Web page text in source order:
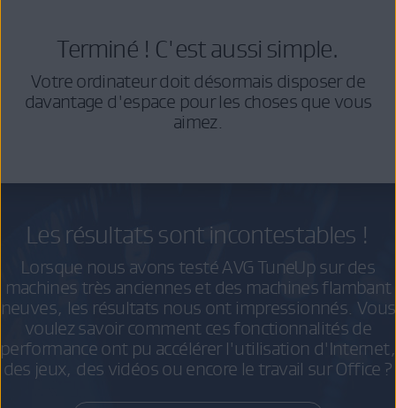
Terminé ! C'est aussi simple.
Votre ordinateur doit désormais disposer de
davantage d'espace pour les choses que vous
aimez.
Les résultats sont incontestables !
Lorsque nous avons testé AVG TuneUp sur des
machines très anciennes et des machines flambant
neuves, les résultats nous ont impressionnés. Vous
voulez savoir comment ces fonctionnalités de
performance ont pu accélérer l'utilisation d'Internet,
des jeux, des vidéos ou encore le travail sur Office ?